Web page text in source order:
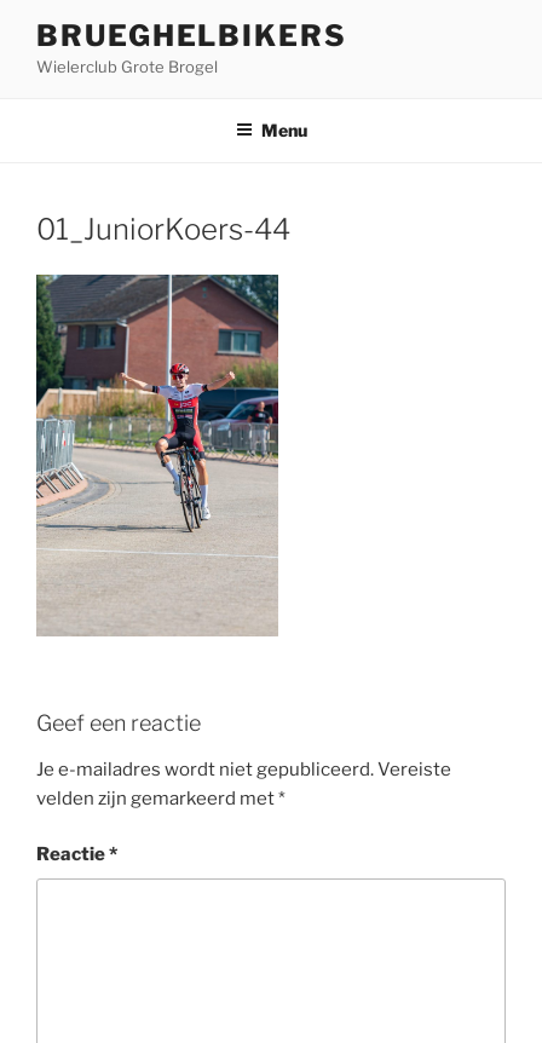
BRUEGHELBIKERS
Wielerclub Grote Brogel
Menu
01_JuniorKoers-44
Geef een reactie
Je e-mailadres wordt niet gepubliceerd.Vereiste
velden zijn gemarkeerd met*
Reactie*